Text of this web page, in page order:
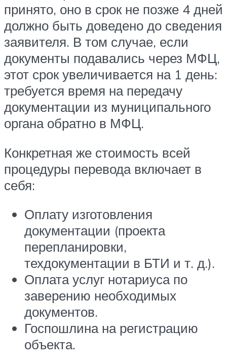
принято, оно в срок не позже 4 дней
должно быть доведено до сведения
заявителя. В том случае, если
документы подавались через МФЦ,
этот срок увеличивается на 1 день:
требуется время на передачу
документации из муниципального
органа обратно в МФЦ.
Конкретная же стоимость всей
процедуры перевода включает в
себя:
Оплату изготовления
документации (проекта
перепланировки,
техдокументации в БТИ и т. д.).
Оплата услуг нотариуса по
заверению необходимых
документов.
Госпошлина на регистрацию
объекта.